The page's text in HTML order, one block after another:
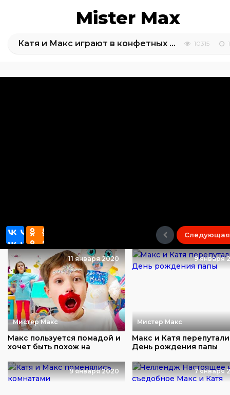
Mister Max
Катя и Макс играют в конфетных сладостях на реальной детской площадке 10315
Следующая
11 января 2020
Мистер Макс
Макс пользуется помадой и
хочет быть похож на
9 января
Мистер Макс
Макс и Катя перепутали
День рождения папы
9 января 2020 7 января